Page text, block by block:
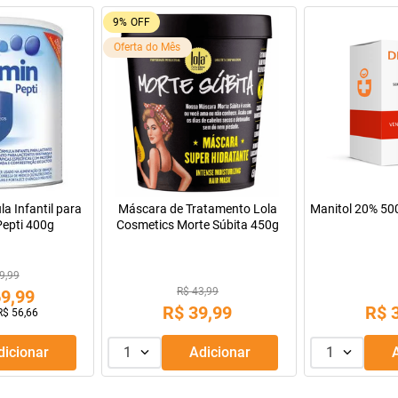
Lactentes
2
,99
81% OFF
Rosuvastatina Cálcica Althaia
10mg 30 Comprimidos
R$ 63,56
R$ 11,99
1 Adicionar
30
R$
1